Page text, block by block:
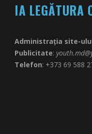
IA LEGĂTURA
Administrația site-
Publicitate:
Telefon: +373 69 588